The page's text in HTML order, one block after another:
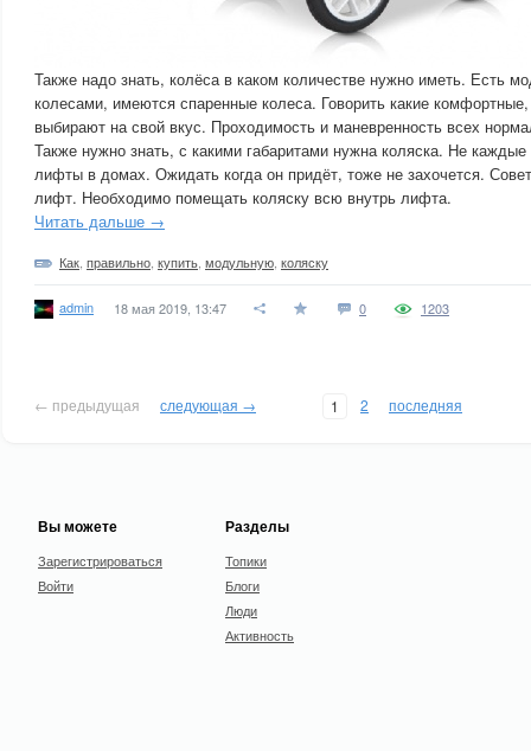
Также надо знать, колёса в каком количестве нужно иметь. Есть
колесами, имеются спаренные колеса. Говорить какие
выбирают на свой вкус. Проходимость и маневренность всех
Также нужно знать, с какими габаритами нужна коляска. Не
лифты в домах. Ожидать когда он придёт, тоже не захочется.
лифт. Необходимо помещать коляску всю внутрь лифта.
Читать дальше →
Как правильно купить модульную коляску
admin 18 мая 2019, 13:47 0 1203
← предыдущая следующая → 1 2 последняя
Вы можете
Зарегистрироваться
Войти
Разделы
Топики
Блоги
Люди
Активность